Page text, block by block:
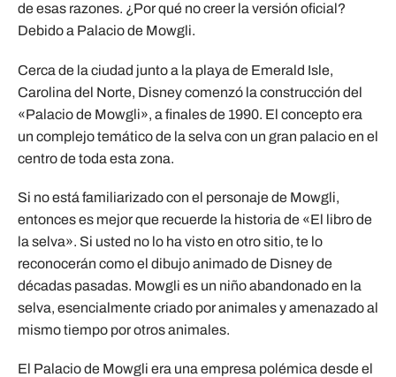
de esas razones. ¿Por qué no creer la versión oficial?
Debido a Palacio de Mowgli.
Cerca de la ciudad junto a la playa de Emerald Isle,
Carolina del Norte, Disney comenzó la construcción del
«Palacio de Mowgli», a finales de 1990. El concepto era
un complejo temático de la selva con un gran palacio en el
centro de toda esta zona.
Si no está familiarizado con el personaje de Mowgli,
entonces es mejor que recuerde la historia de «El libro de
la selva». Si usted no lo ha visto en otro sitio, te lo
reconocerán como el dibujo animado de Disney de
décadas pasadas. Mowgli es un niño abandonado en la
selva, esencialmente criado por animales y amenazado al
mismo tiempo por otros animales.
El Palacio de Mowgli era una empresa polémica desde el